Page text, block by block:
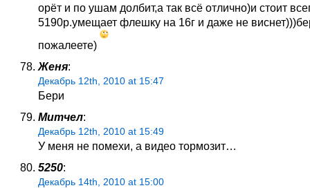
орёт и по ушам долбит,а так всё отлично)и стоит
5190р.умещает флешку на 16г и даже не
пожалеете)
Женя:
Декабрь 12th, 2010 at 15:47
Бери
Митчел:
Декабрь 12th, 2010 at 15:49
У меня не помехи, а видео тормозит…
5250:
Декабрь 14th, 2010 at 15:00